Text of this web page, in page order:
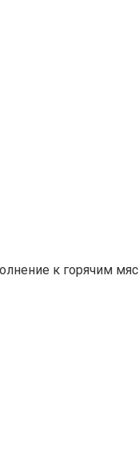
к горячим